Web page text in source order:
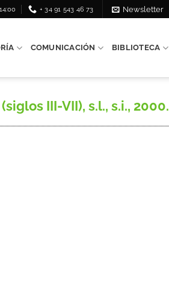
+ 34 91 543 46 73 Newsletter
COMUNICACIÓN BIBLIOTECA
III-VII), s.l., s.i., 2000.